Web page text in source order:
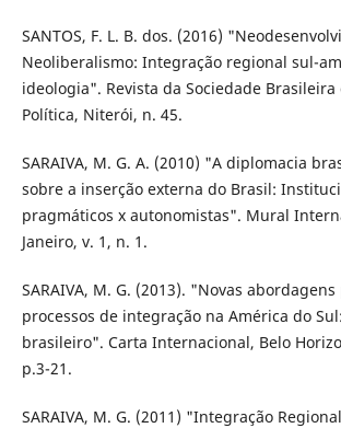
SANTOS, F. L. B. dos. (2016)
Neoliberalismo: Integração regional sul-
ideologia". Revista da Sociedade Brasileira
Política, Niterói, n. 45.
SARAIVA, M. G. A. (2010) "A diplomacia
sobre a inserção externa do Brasil:
pragmáticos x autonomistas". Mural
Janeiro, v. 1, n. 1.
SARAIVA, M. G. (2013). "Novas
processos de integração na América do
brasileiro". Carta Internacional, Belo
p.3-21.
SARAIVA, M. G. (2011) "Integração